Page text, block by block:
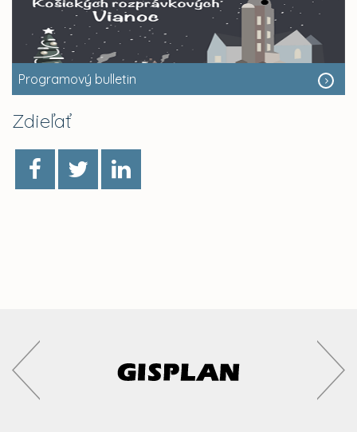
Programový bulletin
Zdieľať